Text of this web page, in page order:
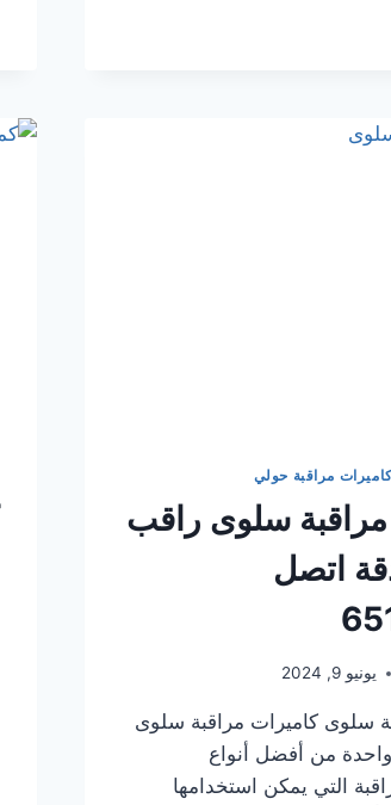
مراقبة حولي
سلوى راقب
اتصل
يونيو 9, 2024
سلوى كاميرات مراقبة سلوى
من أفضل أنواع
التي يمكن استخدامها